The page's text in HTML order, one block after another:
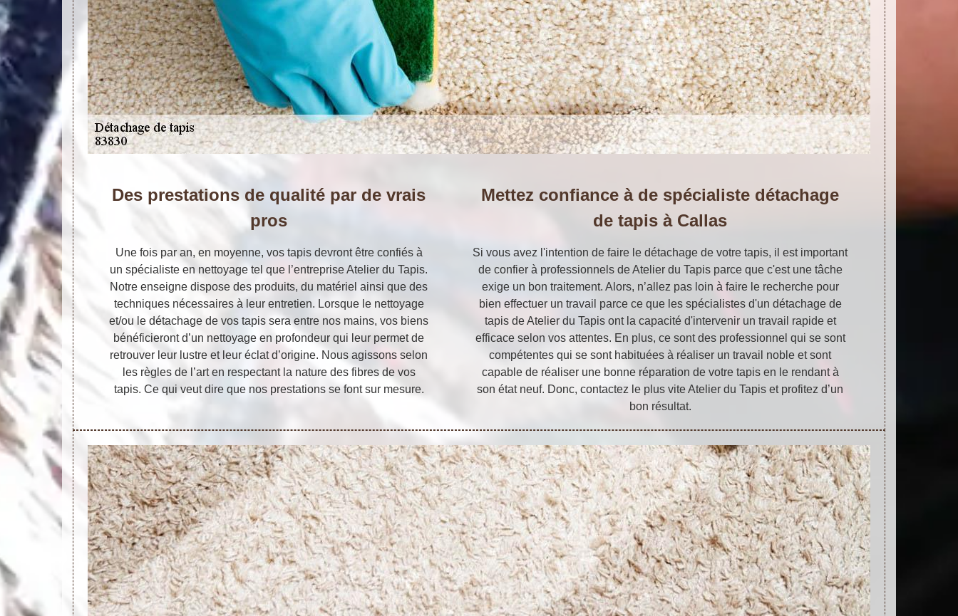
Des prestations de qualité par de vrais
pros
Une fois par an, en moyenne, vos tapis devront être confiés à
un spécialiste en nettoyage tel que l’entreprise Atelier du Tapis.
Notre enseigne dispose des produits, du matériel ainsi que des
techniques nécessaires à leur entretien. Lorsque le nettoyage
et/ou le détachage de vos tapis sera entre nos mains, vos biens
bénéficieront d’un nettoyage en profondeur qui leur permet de
retrouver leur lustre et leur éclat d’origine. Nous agissons selon
les règles de l’art en respectant la nature des fibres de vos
tapis. Ce qui veut dire que nos prestations se font sur mesure.
Mettez confiance à de spécialiste détachage
de tapis à Callas
Si vous avez l'intention de faire le détachage de votre tapis, il est important
de confier à professionnels de Atelier du Tapis parce que c'est une tâche
exige un bon traitement. Alors, n’allez pas loin à faire le recherche pour
bien effectuer un travail parce ce que les spécialistes d'un détachage de
tapis de Atelier du Tapis ont la capacité d'intervenir un travail rapide et
efficace selon vos attentes. En plus, ce sont des professionnel qui se sont
compétentes qui se sont habituées à réaliser un travail noble et sont
capable de réaliser une bonne réparation de votre tapis en le rendant à
son état neuf. Donc, contactez le plus vite Atelier du Tapis et profitez d’un
bon résultat.